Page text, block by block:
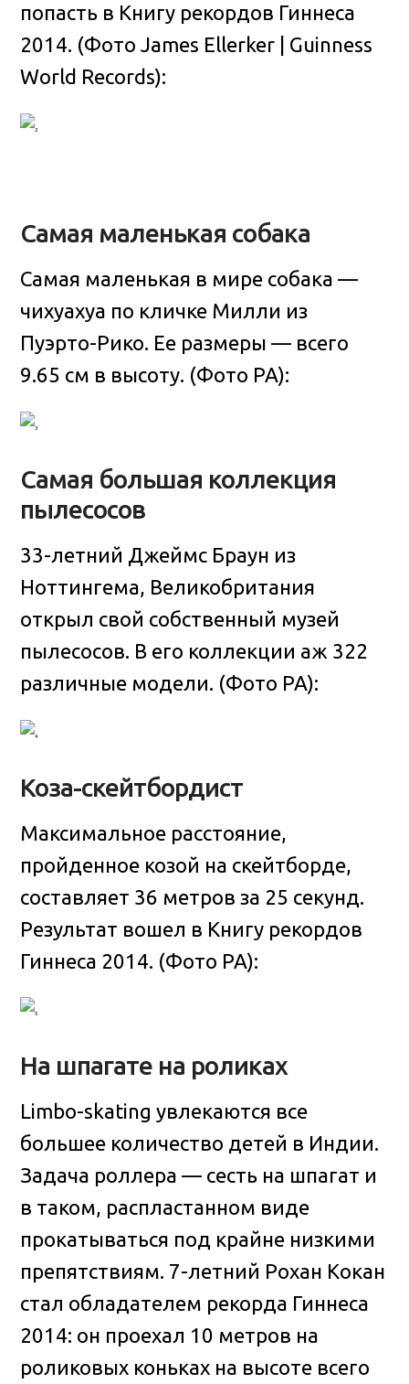
попасть в Книгу рекордов Гиннеса
2014. (Фото James Ellerker | Guinness
World Records):
Самая маленькая собака
Самая маленькая в мире собака —
чихуахуа по кличке Милли из
Пуэрто-Рико. Ее размеры — всего
9.65 см в высоту. (Фото PA):
Самая большая коллекция
пылесосов
33-летний Джеймс Браун из
Ноттингема, Великобритания
открыл свой собственный музей
пылесосов. В его коллекции аж 322
различные модели. (Фото PA):
Коза-скейтбордист
Максимальное расстояние,
пройденное козой на скейтборде,
составляет 36 метров за 25 секунд.
Результат вошел в Книгу рекордов
Гиннеса 2014. (Фото PA):
На шпагате на роликах
Limbo-skating увлекаются все
большее количество детей в Индии.
Задача роллера — сесть на шпагат и
в таком, распластанном виде
прокатываться под крайне низкими
препятствиям. 7-летний Рохан Кокан
стал обладателем рекорда Гиннеса
2014: он проехал 10 метров на
роликовых коньках на высоте всего